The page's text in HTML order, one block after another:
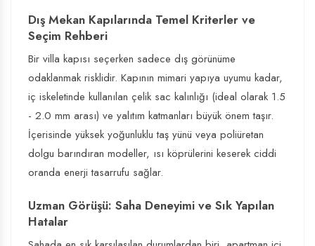
Dış Mekan Kapılarında Temel Kriterler ve
Seçim Rehberi
Bir villa kapısı seçerken sadece dış görünüme
odaklanmak risklidir. Kapının mimari yapıya uyumu kadar,
iç iskeletinde kullanılan çelik sac kalınlığı (ideal olarak 1.5
- 2.0 mm arası) ve yalıtım katmanları büyük önem taşır.
İçerisinde yüksek yoğunluklu taş yünü veya poliüretan
dolgu barındıran modeller, ısı köprülerini keserek ciddi
oranda enerji tasarrufu sağlar.
Uzman Görüşü: Saha Deneyimi ve Sık Yapılan
Hatalar